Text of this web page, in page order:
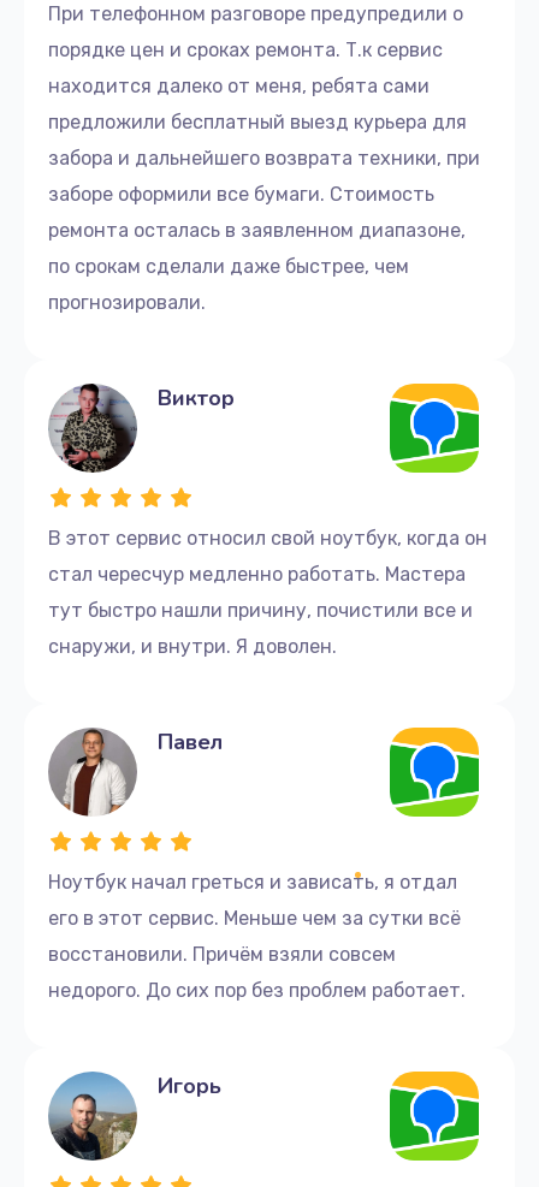
При телефонном разговоре предупредили о
порядке цен и сроках ремонта. Т.к сервис
находится далеко от меня, ребята сами
предложили бесплатный выезд курьера для
забора и дальнейшего возврата техники, при
заборе оформили все бумаги. Стоимость
ремонта осталась в заявленном диапазоне,
по срокам сделали даже быстрее, чем
прогнозировали.
В этот сервис относил свой ноутбук, когда он
стал чересчур медленно работать. Мастера
тут быстро нашли причину, почистили все и
снаружи, и внутри. Я доволен.
Виктор
Ноутбук начал греться и зависать, я отдал
его в этот сервис. Меньше чем за сутки всё
восстановили. Причём взяли совсем
недорого. До сих пор без проблем работает.
Павел
Игорь